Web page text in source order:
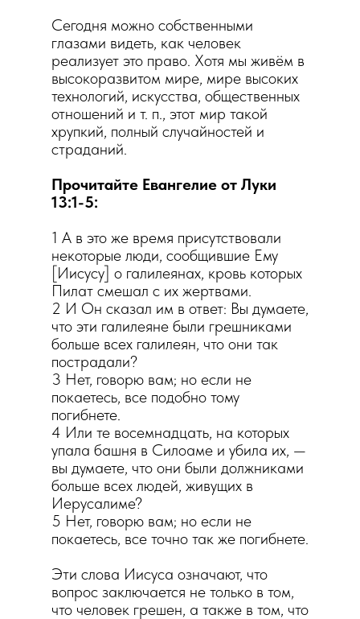
Сегодня можно собственными
глазами видеть, как человек
реализует это право. Хотя мы живём в
высокоразвитом мире, мире высоких
технологий, искусства, общественных
отношений и т. п., этот мир такой
хрупкий, полный случайностей и
страданий.
Прочитайте Евангелие от Луки
13:1-5:
1 А в это же время присутствовали
некоторые люди, сообщившие Ему
[Иисусу] о галилеянах, кровь которых
Пилат смешал с их жертвами.
2 И Он сказал им в ответ: Вы думаете,
что эти галилеяне были грешниками
больше всех галилеян, что они так
пострадали?
3 Нет, говорю вам; но если не
покаетесь, все подобно тому
погибнете.
4 Или те восемнадцать, на которых
упала башня в Силоаме и убила их, —
вы думаете, что они были должниками
больше всех людей, живущих в
Иерусалиме?
5 Нет, говорю вам; но если не
покаетесь, все точно так же погибнете.
Эти слова Иисуса означают, что
вопрос заключается не только в том,
что человек грешен, а также в том, что